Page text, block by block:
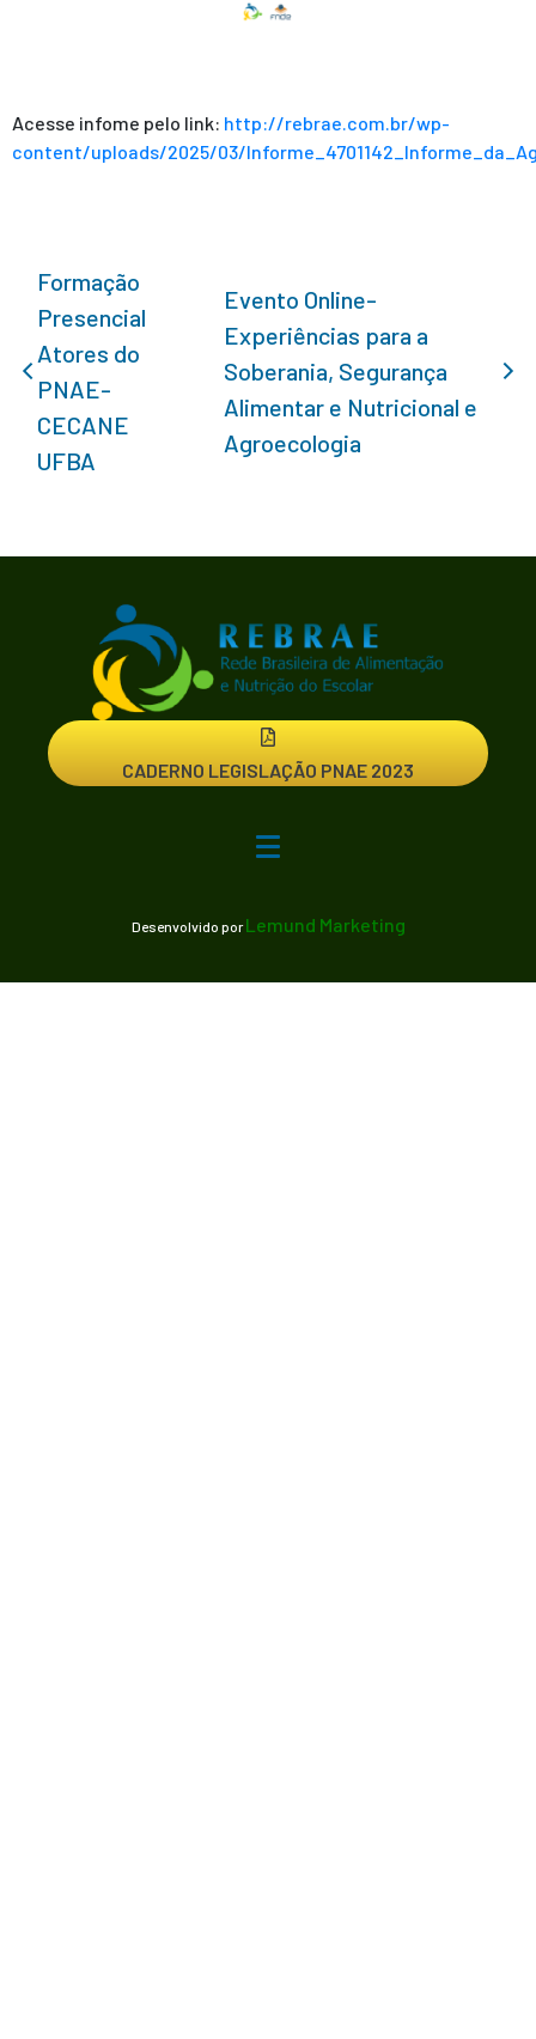
Acesse infome pelo link: http://rebrae.com.br/wp-
content/uploads/2025/03/
Formação
Presencial
Atores do
PNAE-
CECANE
UFBA
Evento Online-
Experiências para a
Soberania, Segurança
Alimentar e Nutricional e
Agroecologia
CADERNO LEGISLAÇÃO PNAE 2023
Desenvolvido por Lemund Marketing